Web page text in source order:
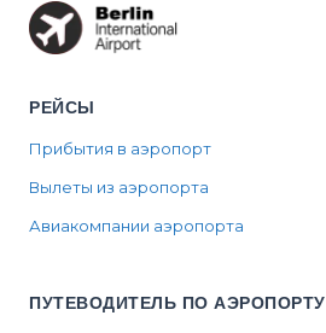
РЕЙСЫ
Прибытия в аэропорт
Вылеты из аэропорта
Авиакомпании аэропорта
ПУТЕВОДИТЕЛЬ ПО АЭРОПОРТУ